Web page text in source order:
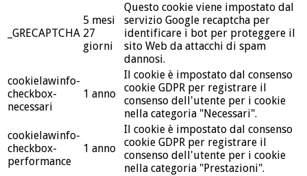
_GRECAPTCHA
5 mesi
27
giorni
Questo cookie viene impostato dal
servizio Google recaptcha per
identificare i bot per proteggere il
sito Web da attacchi di spam
dannosi.
cookielawinfo-
checkbox-
necessari
1 anno
Il cookie è impostato dal consenso
cookie GDPR per registrare il
consenso dell'utente per i cookie
nella categoria "Necessari".
cookielawinfo-
checkbox-
performance
1 anno
Il cookie è impostato dal consenso
cookie GDPR per registrare il
consenso dell'utente per i cookie
nella categoria "Prestazioni".